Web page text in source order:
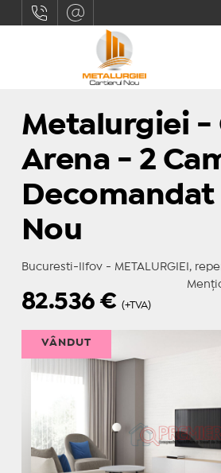
Metalurgiei -
Arena - 2
Nou
Bucuresti-Ilfov - METALURGIEI,
82.536€ (+TVA)
VÂNDUT